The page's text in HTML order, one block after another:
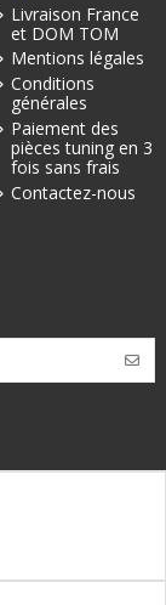
Livraison France
et DOM TOM
Mentions légales
Conditions
générales
Paiement des
pièces tuning en 3
fois sans frais
Contactez-nous